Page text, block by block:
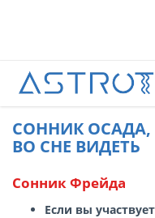
CОННИК
ВО СНЕ ВИДЕТЬ
Сонник Фрейда
Если вы